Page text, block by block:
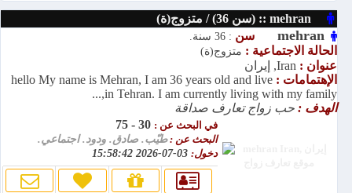
mehran :: (سن 36) / متزوج(ة)
mehran سن : 36 سنة.
الحالة الاجتماعية : متزوج(ة)
عنوان : Iran, إيران
الإهتمامات : hello My name is Mehran, I am 36 years old and live
in Tehran. I am currently living with my family,...
الهدف : حب زواج تعارف صداقة
في البحث عن :
البحث عن :طيّب. صادق. ودود. اجتماعي.
دخول: